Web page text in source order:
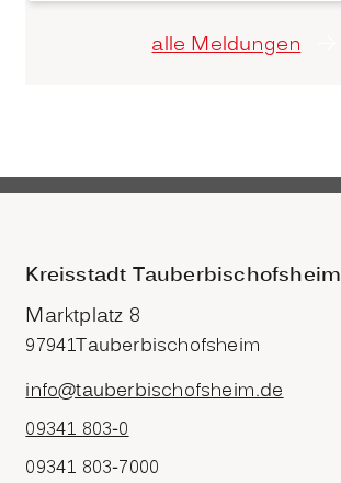
alle Meldungen
Kreisstadt Tauberbischofsheim
Marktplatz 8
97941Tauberbischofsheim
info@tauberbischofsheim.de
09341 803-0
09341 803-7000